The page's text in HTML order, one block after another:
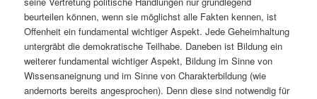
beurteilen können, wenn sie möglichst alle Fakten kennen, ist
Offenheit ein fundamental wichtiger Aspekt. Jede Geheimhaltung
untergräbt die demokratische Teilhabe. Daneben ist Bildung ein
weiterer fundamental wichtiger Aspekt, Bildung im Sinne von
Wissensaneignung und im Sinne von Charakterbildung (wie
andernorts bereits angesprochen). Denn diese sind notwendig für